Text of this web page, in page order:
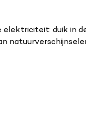
elektriciteit: duik in